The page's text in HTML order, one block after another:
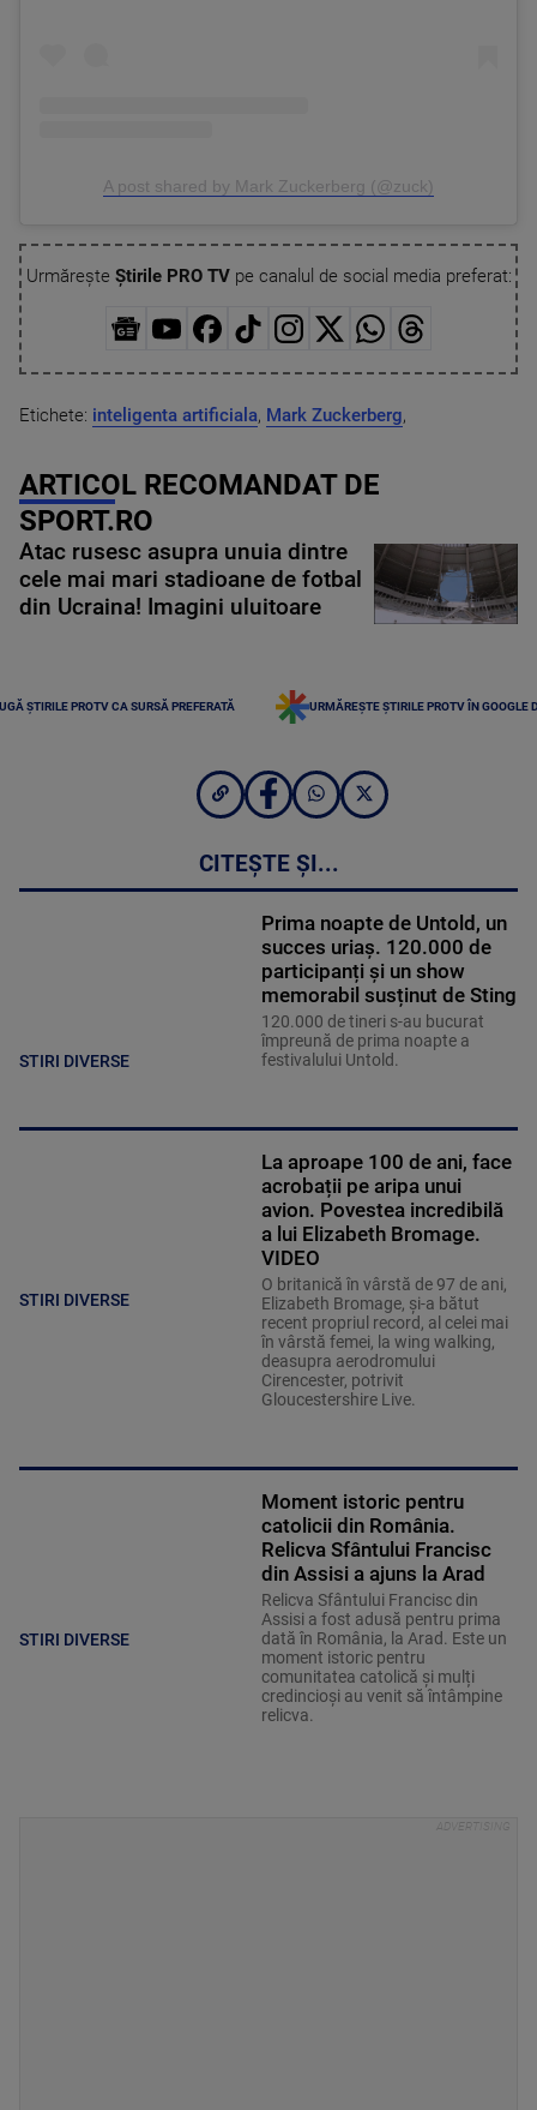
A post shared by Mark Zuckerberg (@zuck)
Urmărește Știrile PRO TVpe canalul de social media preferat:
Etichete: inteligenta artificiala, Mark Zuckerberg,
ARTICOL RECOMANDAT DE
SPORT.RO
Atac rusesc asupra unuia dintre
cele mai mari stadioane de fotbal
din Ucraina! Imagini uluitoare
ȘTIRILE PROTV CA SURSĂ PREFERATĂ URMĂREȘTE ȘTIRILE PROTV ÎN GOOGLE
CITEȘTE ȘI...
STIRI DIVERSE
Prima noapte de Untold, un
succes uriaș. 120.000 de
participanți și un show
memorabil susținut de Sting
120.000 de tineri s-au bucurat
împreună de prima noapte a
festivalului Untold.
STIRI DIVERSE
La aproape 100 de ani, face
acrobații pe aripa unui
avion. Povestea incredibilă
a lui Elizabeth Bromage.
VIDEO
O britanică în vârstă de 97 de ani,
Elizabeth Bromage, şi-a bătut
recent propriul record, al celei mai
în vârstă femei, la wing walking,
deasupra aerodromului
Cirencester, potrivit
Gloucestershire Live.
STIRI DIVERSE
Moment istoric pentru
catolicii din România.
Relicva Sfântului Francisc
din Assisi a ajuns la Arad
Relicva Sfântului Francisc din
Assisi a fost adusă pentru prima
dată în România, la Arad. Este un
moment istoric pentru
comunitatea catolică și mulți
credincioși au venit să întâmpine
relicva.